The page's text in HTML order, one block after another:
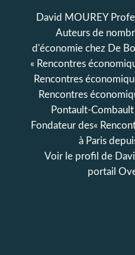
David MOUREY
Auteurs de
d'économie chez De
« Rencontres
Rencontres
Rencontres
Pontault-
Fondateur des«
à Paris
Voir le profil de
portail